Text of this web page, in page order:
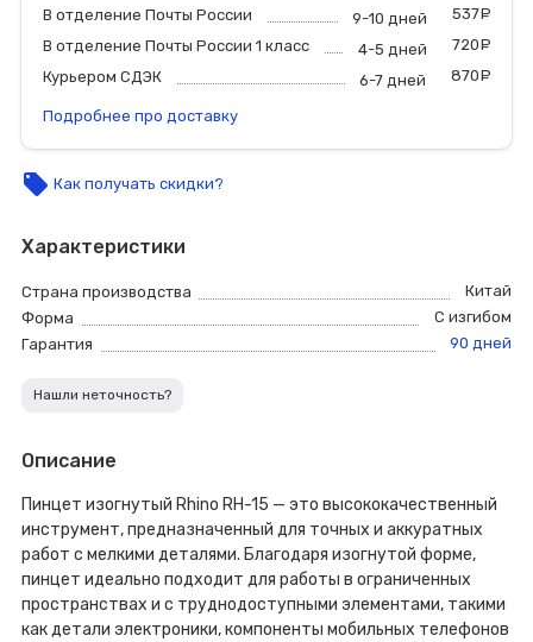
В отделение Почты России
9-10 дней 537
В отделение Почты России 1 класс
4-5 дней 720
Курьером СДЭК
6-7 дней 870
Подробнее про доставку
local_offer Как получать скидки?
Характеристики
Страна производства
Китай
Форма
С изгибом
Гарантия
90 дней
Нашли неточность?
Описание
Пинцет изогнутый Rhino RH-15 — это высококачественный
инструмент, предназначенный для точных и аккуратных
работ с мелкими деталями. Благодаря изогнутой форме,
пинцет идеально подходит для работы в ограниченных
пространствах и с труднодоступными элементами, такими
как детали электроники, компоненты мобильных телефонов